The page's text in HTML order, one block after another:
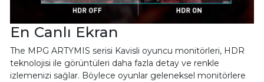
En Canlı Ekran
The MPG ARTYMIS serisi Kavisli oyuncu monitörleri, HDR
teknolojisi ile görüntüleri daha fazla detay ve renkle
izlemenizi sağlar. Böylece oyunlar geleneksel monitörlere